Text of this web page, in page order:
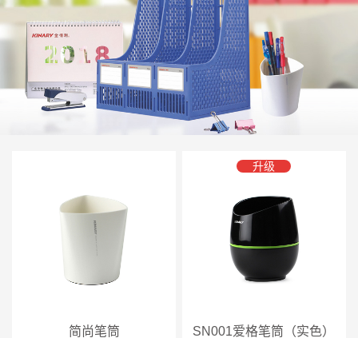
简尚笔筒
升级
SN001爱格笔筒（实色）